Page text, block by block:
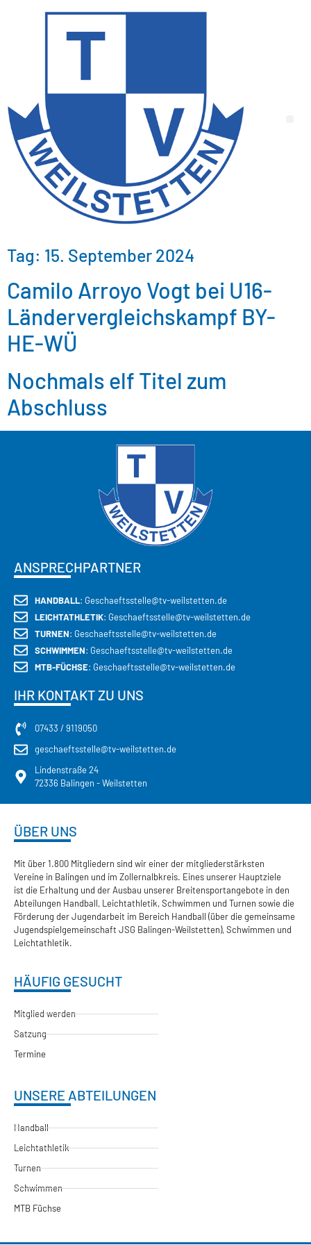
Tag: 15. September 2024
Camilo Arroyo Vogt bei U16-
Ländervergleichskampf BY-
HE-WÜ
Nochmals elf Titel zum
Abschluss
ANSPRECHPARTNER
HANDBALL: Geschaeftsstelle@tv-weilstetten.de
LEICHTATHLETIK: Geschaeftsstelle@tv-weilstetten.de
TURNEN: Geschaeftsstelle@tv-weilstetten.de
SCHWIMMEN: Geschaeftsstelle@tv-weilstetten.de
MTB-FÜCHSE: Geschaeftsstelle@tv-weilstetten.de
IHR KONTAKT ZU UNS
07433 / 9119050
geschaeftsstelle@tv-weilstetten.de
Lindenstraße 24
72336 Balingen - Weilstetten
ÜBER UNS
Mit über 1.800 Mitgliedern sind wir einer der mitgliederstärksten
Vereine in Balingen und im Zollernalbkreis. Eines unserer Hauptziele
ist die Erhaltung und der Ausbau unserer Breitensportangebote in den
Abteilungen Handball, Leichtathletik, Schwimmen und Turnen sowie die
Förderung der Jugendarbeit im Bereich Handball (über die gemeinsame
Jugendspielgemeinschaft JSG Balingen-Weilstetten), Schwimmen und
Leichtathletik.
HÄUFIG GESUCHT
Mitglied werden
Satzung
Termine
UNSERE ABTEILUNGEN
Handball
Leichtathletik
Turnen
Schwimmen
MTB Füchse